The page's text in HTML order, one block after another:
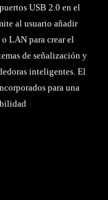
USB 2.0 en el
al usuario añadir
LAN para crear el
de señalización y
inteligentes. El
para una